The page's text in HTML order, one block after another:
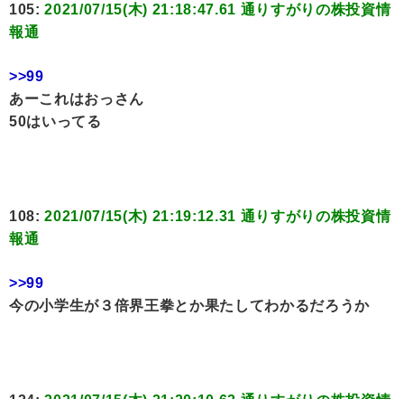
105:2021/07/15(木) 21:18:47.61 通りすがりの株投資情
報通
>>99
あーこれはおっさん
50はいってる
108:2021/07/15(木) 21:19:12.31 通りすがりの株投資情
報通
>>99
今の小学生が３倍界王拳とか果たしてわかるだろうか